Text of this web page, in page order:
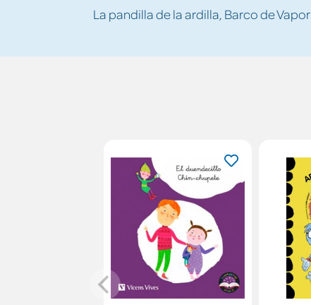
La pandilla de la ardilla, Barco de